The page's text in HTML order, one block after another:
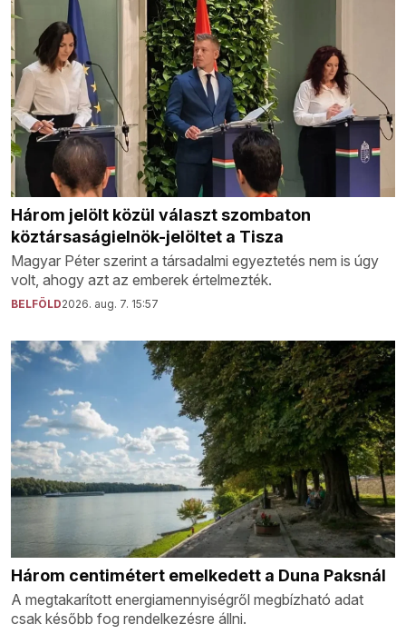
Három jelölt közül választ szombaton
köztársaságielnök-jelöltet a Tisza
Magyar Péter szerint a társadalmi egyeztetés nem is úgy
volt, ahogy azt az emberek értelmezték.
BELFÖLD2026. aug. 7. 15:57
Három centimétert emelkedett a Duna Paksnál
A megtakarított energiamennyiségről megbízható adat
csak később fog rendelkezésre állni.